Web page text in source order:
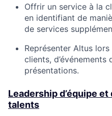
Offrir un service à la
en identifiant de
de services
Représenter Altus
clients, d’événements
présentations.
Leadership d’équipe
talents